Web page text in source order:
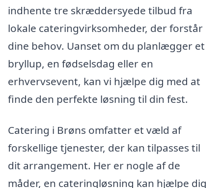
indhente tre skræddersyede tilbud fra
lokale cateringvirksomheder, der forstår
dine behov. Uanset om du planlægger et
bryllup, en fødselsdag eller en
erhvervsevent, kan vi hjælpe dig med at
finde den perfekte løsning til din fest.
Catering i Brøns omfatter et væld af
forskellige tjenester, der kan tilpasses til
dit arrangement. Her er nogle af de
måder, en cateringløsning kan hjælpe dig